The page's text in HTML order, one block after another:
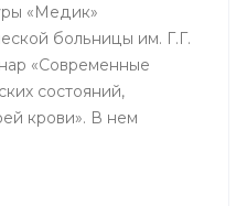
«Медик»
больницы им. Г.Г.
«Современные
состояний,
крови». В нем
гинекологи, хирурги,